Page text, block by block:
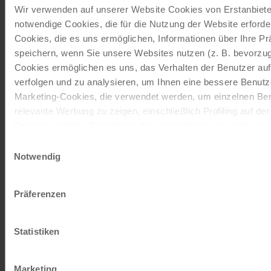
Wir verwenden auf unserer Website Cookies von
notwendige Cookies, die für die Nutzung der Website
Cookies, die es uns ermöglichen, Informationen über Ihre
speichern, wenn Sie unsere Websites nutzen (z. B.
Cookies ermöglichen es uns, das Verhalten der Benutzer
verfolgen und zu analysieren, um Ihnen eine bessere
Marketing-Cookies, die verwendet werden, um einzelnen
relevante Werbung zu zeigen, einschließlich Profiling auf
entscheiden, nur notwendige Cookies zu verwenden, indem
Impressum
Notwendig
Präferenzen
Statistiken
Marketing
Schenken Sie unvergessliche
Momente!
Mit einem Reisegutschein haben Sie
immer das passende Geschenk.